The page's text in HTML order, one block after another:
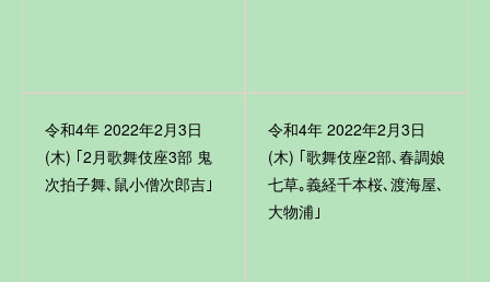
令和4年 2022年2月3日
(木) ｢2月歌舞伎座3部 鬼
次拍子舞､鼠小僧次郎吉｣
令和4年 2022年2月3日
(木) ｢歌舞伎座2部､春調娘
七草｡義経千本桜､渡海屋､
大物浦｣